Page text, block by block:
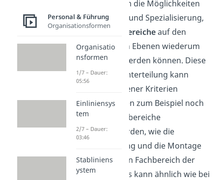
Organisationsform die Möglichkeiten
zur Arbeitsteilung und Spezialisierung,
da dieFunktionsbereicheauf den
darunterliegenden Ebenen wiederum
weiter unterteilt werden können. Diese
weiterführende Unterteilung kann
anhand verschiedener Kriterien
erfolgen. Es können zum Beispiel noch
spezifischere Fachbereiche
unterschieden werden, wie die
Arbeitsvorbereitung und die Montage
im übergeordneten Fachbereich der
Produktion oder es kann ähnlich wie bei
Personal & Führung
Organisationsformen
Organisatio
nsformen
1/7 – Dauer:
05:56
Einliniensys
tem
2/7 – Dauer:
03:46
Stabliniens
ystem